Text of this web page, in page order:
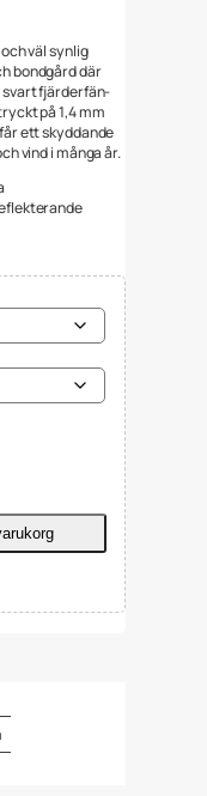
väl synlig
bondgård där
svart fjärderfän-
på 1,4 mm
ett skyddande
vind i många år.